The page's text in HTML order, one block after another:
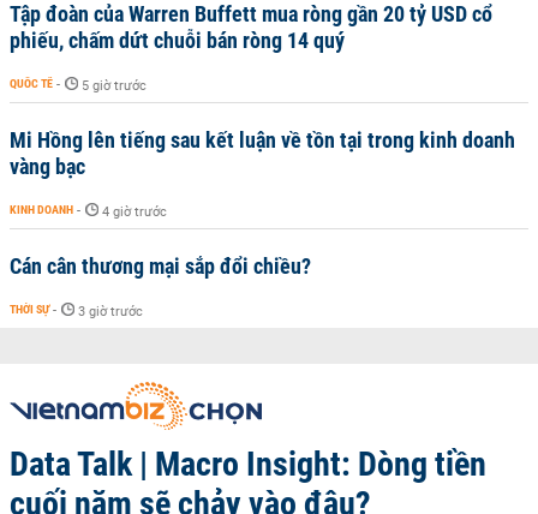
Tập đoàn của Warren Buffett mua ròng gần 20 tỷ USD cổ
phiếu, chấm dứt chuỗi bán ròng 14 quý
QUỐC TẾ - 5 giờ trước
Mi Hồng lên tiếng sau kết luận về tồn tại trong kinh doanh
vàng bạc
KINH DOANH - 4 giờ trước
Cán cân thương mại sắp đổi chiều?
THỜI SỰ - 3 giờ trước
Data Talk | Macro Insight: Dòng tiền
cuối năm sẽ chảy vào đâu?